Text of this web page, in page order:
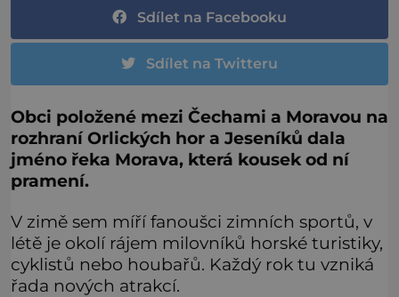
Sdílet na Facebooku
Sdílet na Twitteru
Obci položené mezi Čechami a Moravou na
rozhraní Orlických hor a Jeseníků dala
jméno řeka Morava, která kousek od ní
pramení.
V zimě sem míří fanoušci zimních sportů, v
létě je okolí rájem milovníků horské turistiky,
cyklistů nebo houbařů. Každý rok tu vzniká
řada nových atrakcí.